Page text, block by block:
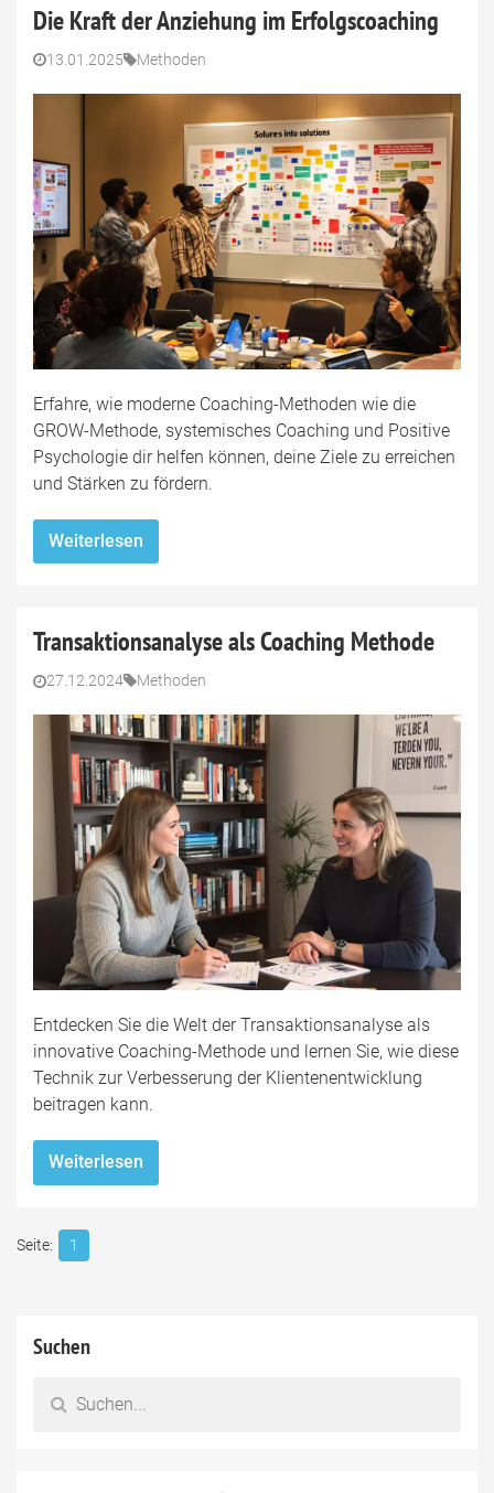
Die Kraft der Anziehung im Erfolgscoaching
13.01.2025 Methoden
Erfahre, wie moderne Coaching-Methoden wie die
GROW-Methode, systemisches Coaching und Positive
Psychologie dir helfen können, deine Ziele zu erreichen
und Stärken zu fördern.
Weiterlesen
Transaktionsanalyse als Coaching Methode
27.12.2024 Methoden
Entdecken Sie die Welt der Transaktionsanalyse als
innovative Coaching-Methode und lernen Sie, wie diese
Technik zur Verbesserung der Klientenentwicklung
beitragen kann.
Weiterlesen
1
Suchen